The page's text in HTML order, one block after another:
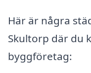
Här är några
Skultorp där du
byggföretag: